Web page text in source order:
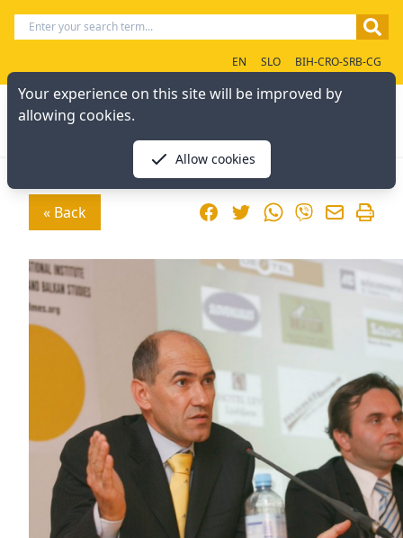
EN SLO BIH-CRO-SRB-CG
« Back FacebookTwitterWhatsApp
Viber
Your experience on this site will be improved by
allowing cookies.
Allow cookies